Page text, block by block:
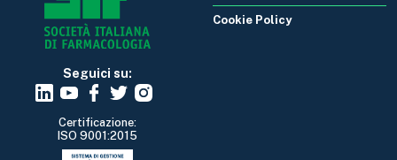
Seguici su:
Certificazione:
ISO 9001:2015
Cookie Policy